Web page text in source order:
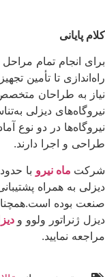
کلام پایانی
برای انجام تمام
راه‌اندازی تا تأمین
نیاز به طراحان
نیروگاه‌های دیزلی
نیروگاه‌ها در دو نوع
طراحی و اجرا دارند.
شرکت ماه نیرو با
دیزلی به همراه
صنعت بوده
دیزل ژنراتور ولوو و
مراجعه نمایید.